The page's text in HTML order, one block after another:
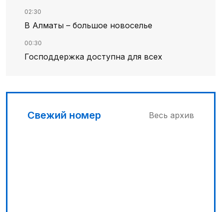
02:30
В Алматы – большое новоселье
00:30
Господдержка доступна для всех
Буря на востоке
Свежий номер Весь архив